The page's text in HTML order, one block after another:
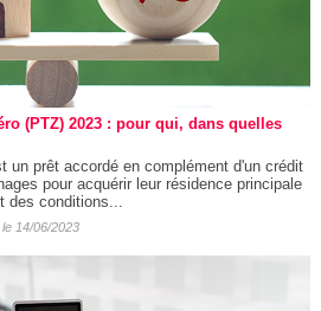
(PTZ) 2023 : pour qui, dans quelles
un prêt accordé en complément d'un crédit
pour acquérir leur résidence principale
conditions...
14/06/2023